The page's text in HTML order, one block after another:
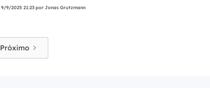
9/9/2025 21:23porJonas Grutzmann
Próximo